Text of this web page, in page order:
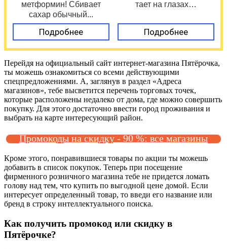
метформин! Сбивает
сахар обычный...
Подробнее
тает на глазах…
Подробнее
Перейдя на официальный сайт интернет-магазина Пятёрочка,
ты можешь ознакомиться со всеми действующими
спецпредложениями. А, заглянув в раздел «Адреса
магазинов», тебе высветится перечень торговых точек,
которые расположены недалеко от дома, где можно совершить
покупку. Для этого достаточно ввести город проживания и
выбрать на карте интересующий район.
Промокоды на скидку - 90 %: все магазины
Кроме этого, понравившиеся товары по акции ты можешь
добавить в список покупок. Теперь при посещение
фирменного розничного магазина тебе не придется ломать
голову над тем, что купить по выгодной цене домой. Если
интересует определенный товар, то введи его название или
бренд в строку интеллектуального поиска.
Как получить промокод или скидку в
Пятёрочке?